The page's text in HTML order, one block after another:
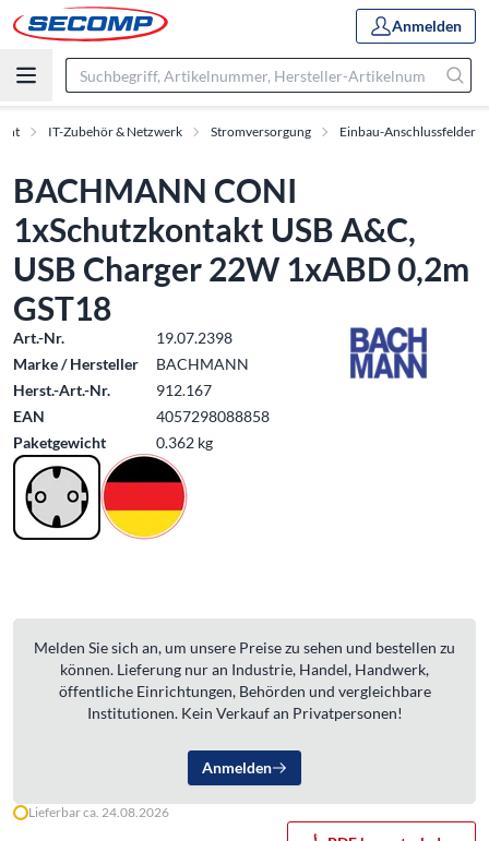
Anmelden
IT-Zubehör & Netzwerk Stromversorgung Einbau-Anschlussfelder
BACHMANN CONI
1xSchutzkontakt USB A&C,
USB Charger 22W 1xABD 0,2m
GST18
Art.-Nr.
19.07.2398
Marke / Hersteller
BACHMANN
Herst.-Art.-Nr.
912.167
EAN
4057298088858
Paketgewicht
0.362 kg
Melden Sie sich an, um unsere Preise zu sehen und bestellen zu
können. Lieferung nur an Industrie, Handel, Handwerk,
öffentliche Einrichtungen, Behörden und vergleichbare
Institutionen. Kein Verkauf an Privatpersonen!
Anmelden
Lieferbar ca. 24.08.2026